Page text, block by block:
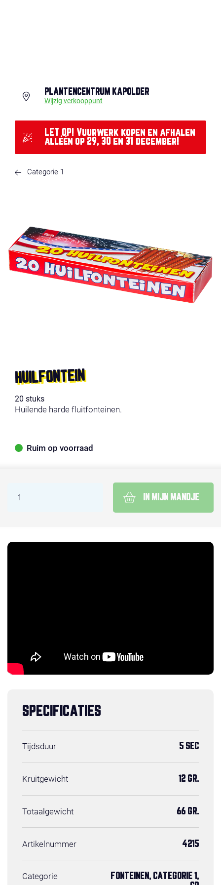
PLANTENCENTRUM KAPOLDER
Wijzig verkooppunt
LET OP! Vuurwerk kopen en afhalen
alléén op 29, 30 en 31 december!
Categorie 1
HUILFONTEIN
20 stuks
Huilende harde fluitfonteinen.
Ruim op voorraad
IN MIJN MANDJE
SPECIFICATIES
Tijdsduur 5 SEC
Kruitgewicht 12 GR.
Totaalgewicht 66 GR.
Artikelnummer 4215
Categorie
FONTEINEN, CATEGORIE 1,